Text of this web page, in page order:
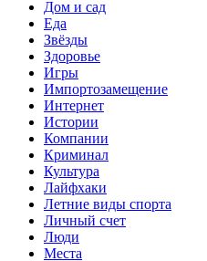
Дом и сад
Еда
Звёзды
Здоровье
Игры
Импортозамещение
Интернет
Истории
Компании
Криминал
Культура
Лайфхаки
Летние виды спорта
Личный счет
Люди
Места